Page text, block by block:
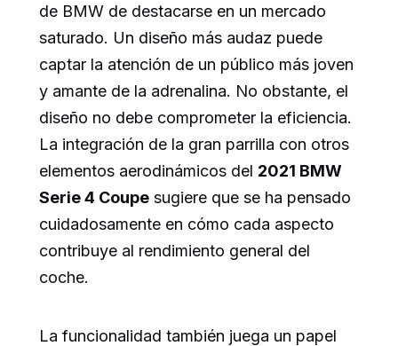
de BMW de destacarse en un mercado
saturado. Un diseño más audaz puede
captar la atención de un público más joven
y amante de la adrenalina. No obstante, el
diseño no debe comprometer la eficiencia.
La integración de la gran parrilla con otros
elementos aerodinámicos del 2021 BMW
Serie 4 Coupe sugiere que se ha pensado
cuidadosamente en cómo cada aspecto
contribuye al rendimiento general del
coche.
La funcionalidad también juega un papel